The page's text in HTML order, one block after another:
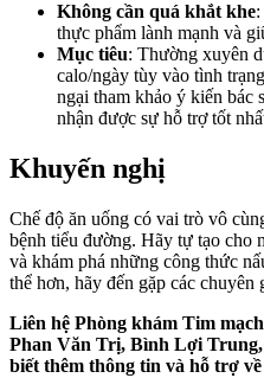
Không cần quá khắt khe
thực phẩm lành mạnh và
Mục tiêu: Thường xuyên
calo/ngày tùy vào tình
ngại tham khảo ý kiến bác
nhận được sự hỗ trợ tốt
Khuyến nghị
Chế độ ăn uống có vai trò vô
bệnh tiểu đường. Hãy tự tạo cho
và khám phá những công thức
thể hơn, hãy đến gặp các chuyên
Liên hệ Phòng khám Tim
Phan Văn Trị, Bình Lợi Trung,
biết thêm thông tin và hỗ trợ về